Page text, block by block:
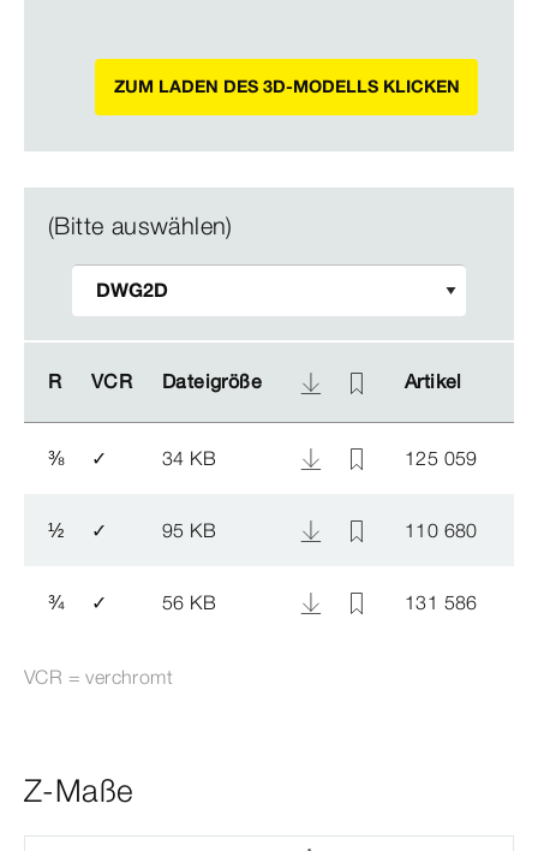
ZUM LADEN DES 3D-MODELLS KLICKEN
(Bitte auswählen)
R VCR Dateigröße Artikel
R VCR Dateigröße Artikel
⅜ ✓ 34 KB 125 059
½ ✓ 95 KB 110 680
¾ ✓ 56 KB 131 586
VCR = verchromt
Z-Maße